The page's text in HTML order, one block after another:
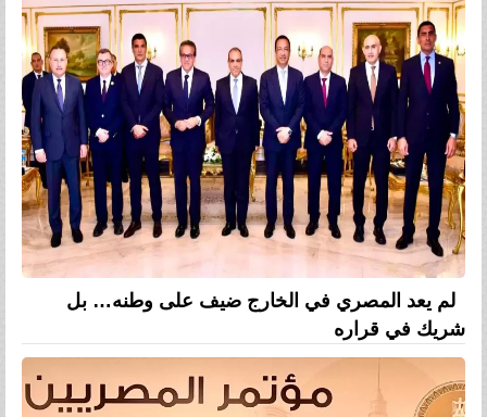
لم يعد المصري في الخارج ضيف على وطنه… بل
شريك في قراره